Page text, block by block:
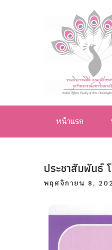
งานกิจก
นิสิต ค
อักษรศ
จุฬาลง
มหาวิทยา
หน้าแรก
ประชาสัมพันธ์
พฤศจิกายน 8,